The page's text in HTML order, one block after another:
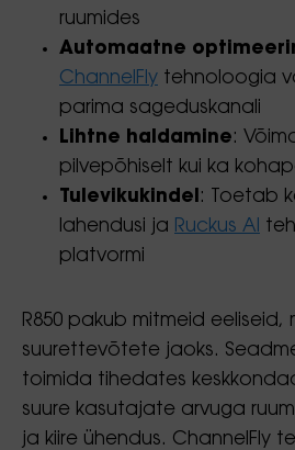
ruumides
Automaatne
ChannelFly tehnoloogia
parima sageduskanali
Lihtne haldamine:
pilvepõhiselt kui ka
Tulevikukindel : Toetab
lahendusi ja Ruckus AI
platvormi
R850 pakub mitmeid eeliseid,
suurettevõtete jaoks.
toimida tihedates
suure kasutajate arvuga
ja kiire ühendus. ChannelFly